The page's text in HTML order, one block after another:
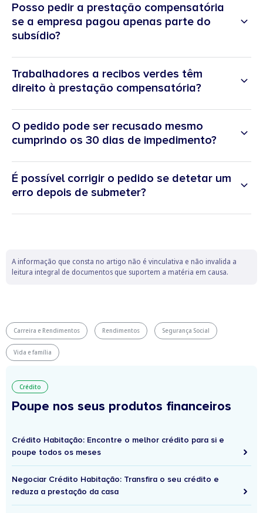
Posso pedir a prestação compensatória
se a empresa pagou apenas parte do
subsídio?
Trabalhadores a recibos verdes têm
direito à prestação compensatória?
O pedido pode ser recusado mesmo
cumprindo os 30 dias de impedimento?
É possível corrigir o pedido se detetar um
erro depois de submeter?
A informação que consta no artigo não é vinculativa e não invalida a
leitura integral de documentos que suportem a matéria em causa.
Carreira e Rendimentos Rendimentos Segurança Social
Vida e família
Crédito
Poupe nos seus produtos financeiros
Crédito Habitação: Encontre o melhor crédito para si e
poupe todos os meses
Negociar Crédito Habitação: Transfira o seu crédito e
reduza a prestação da casa